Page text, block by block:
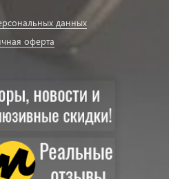
данных
оферта